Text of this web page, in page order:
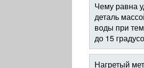
Чему равна
деталь
воды при
до 15
Нагретый